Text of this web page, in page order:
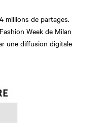
millions de partages.
Week de Milan
une diffusion digitale